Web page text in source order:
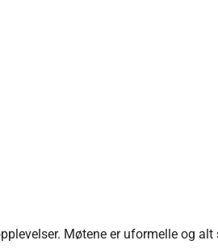
Møtene er uformelle og